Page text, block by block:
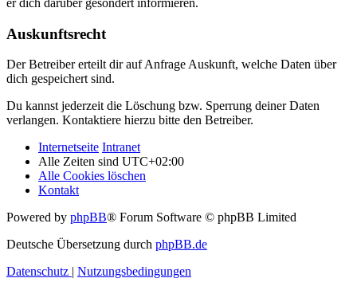
Auskunftsrecht
Der Betreiber erteilt dir auf Anfrage Auskunft, welche Daten über
dich gespeichert sind.
Du kannst jederzeit die Löschung bzw. Sperrung deiner Daten
verlangen. Kontaktiere hierzu bitte den Betreiber.
Internetseite Intranet
Alle Zeiten sind UTC+02:00
Alle Cookies löschen
Kontakt
Powered by phpBB® Forum Software © phpBB Limited
Deutsche Übersetzung durch phpBB.de
Datenschutz | Nutzungsbedingungen